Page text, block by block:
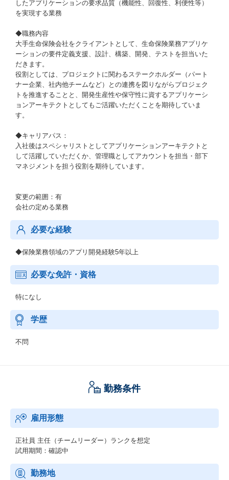
したアプリケーションの要求品質（機能性、回復性、利便性等）
を実現する業務
◆職務内容
大手生命保険会社をクライアントとして、生命保険業務アプリケ
ーションの要件定義支援、設計、構築、開発、テストを担当いた
だきます。
役割としては、プロジェクトに関わるステークホルダー（パート
ナー企業、社内他チームなど）との連携を図りながらプロジェク
トを推進することと、開発生産性や保守性に資するアプリケーシ
ョンアーキテクトとしてもご活躍いただくことを期待していま
す。
◆キャリアパス：
入社後はスペシャリストとしてアプリケーションアーキテクトと
して活躍していただくか、管理職としてアカウントを担当・部下
マネジメントを担う役割を期待しています。
変更の範囲：有
会社の定める業務
必要な経験
◆保険業務領域のアプリ開発経験5年以上
必要な免許・資格
特になし
学歴
不問
勤務条件
雇用形態
正社員 主任（チームリーダー）ランクを想定
試用期間：確認中
勤務地